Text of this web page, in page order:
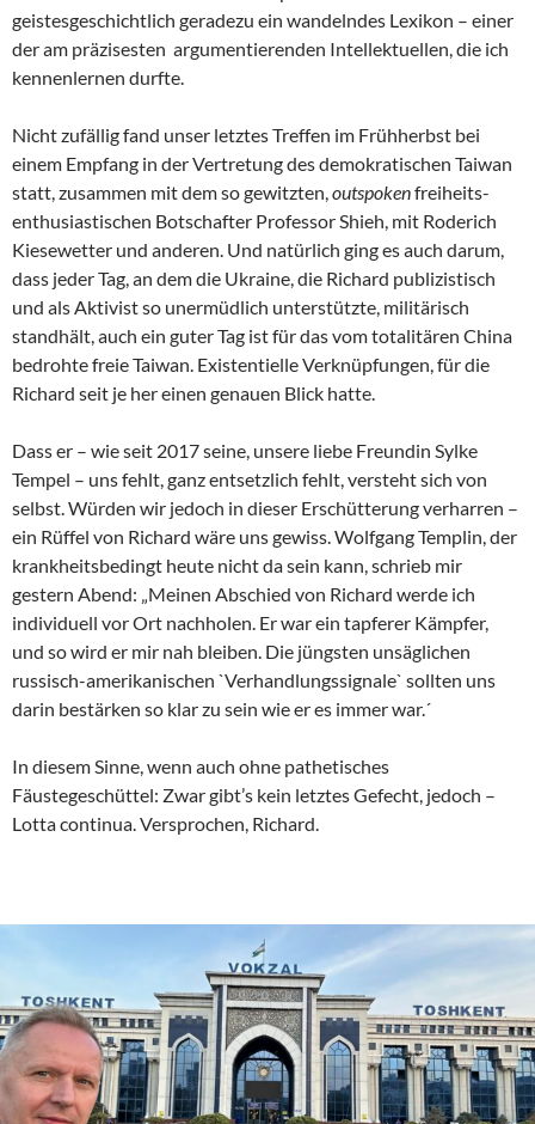
geistesgeschichtlich geradezu ein wandelndes Lexikon – einer
der am präzisesten argumentierenden Intellektuellen, die ich
kennenlernen durfte.
Nicht zufällig fand unser letztes Treffen im Frühherbst bei
einem Empfang in der Vertretung des demokratischen Taiwan
statt, zusammen mit dem so gewitzten,outspokenfreiheits-
enthusiastischen Botschafter Professor Shieh, mit Roderich
Kiesewetter und anderen. Und natürlich ging es auch darum,
dass jeder Tag, an dem die Ukraine, die Richard publizistisch
und als Aktivist so unermüdlich unterstützte, militärisch
standhält, auch ein guter Tag ist für das vom totalitären China
bedrohte freie Taiwan. Existentielle Verknüpfungen, für die
Richard seit je her einen genauen Blick hatte.
Dass er – wie seit 2017 seine, unsere liebe Freundin Sylke
Tempel – uns fehlt, ganz entsetzlich fehlt, versteht sich von
selbst. Würden wir jedoch in dieser Erschütterung verharren –
ein Rüffel von Richard wäre uns gewiss. Wolfgang Templin, der
krankheitsbedingt heute nicht da sein kann, schrieb mir
gestern Abend: „Meinen Abschied von Richard werde ich
individuell vor Ort nachholen. Er war ein tapferer Kämpfer,
und so wird er mir nah bleiben. Die jüngsten unsäglichen
russisch-amerikanischen `Verhandlungssignale` sollten uns
darin bestärken so klar zu sein wie er es immer war.´
In diesem Sinne, wenn auch ohne pathetisches
Fäustegeschüttel: Zwar gibt’s kein letztes Gefecht, jedoch –
Lotta continua. Versprochen, Richard.